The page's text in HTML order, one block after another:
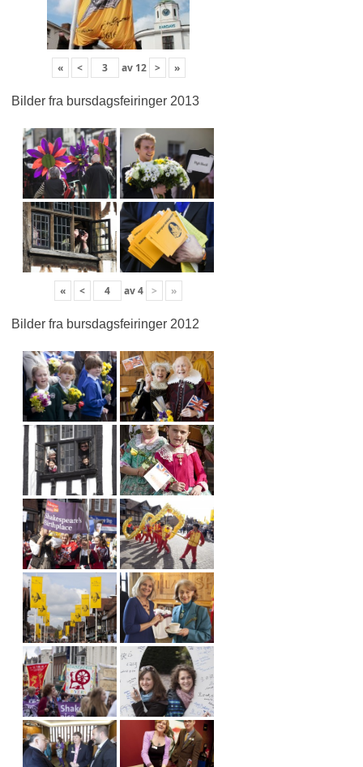
« < av 12 > »
Bilder fra bursdagsfeiringer 2013
« < av4 > »
Bilder fra bursdagsfeiringer 2012